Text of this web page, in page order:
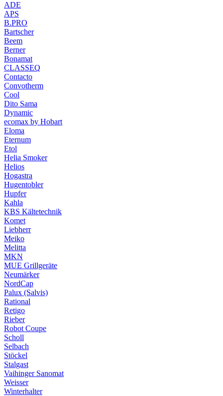
ADE
APS
B.PRO
Bartscher
Beem
Berner
Bonamat
CLASSEQ
Contacto
Convotherm
Cool
Dito Sama
Dynamic
ecomax by Hobart
Eloma
Eternum
Etol
Helia Smoker
Helios
Hogastra
Hugentobler
Hupfer
Kahla
KBS Kältetechnik
Komet
Liebherr
Meiko
Melitta
MKN
MUE Grillgeräte
Neumärker
NordCap
Palux (Salvis)
Rational
Retigo
Rieber
Robot Coupe
Scholl
Selbach
Stöckel
Stalgast
Vaihinger Sanomat
Weisser
Winterhalter